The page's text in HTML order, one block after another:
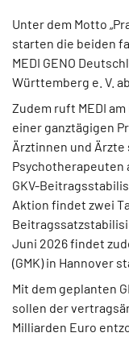
Unter dem Motto
starten die beiden
MEDI GENO
Württemberg e. V.
Zudem ruft MEDI
einer ganztägigen
Ärztinnen und
Psychotherapeuten
GKV-
Aktion findet zwei
Juni 2026 findet
(GMK) in Hannover
Mit dem geplanten
sollen der
Milliarden Euro